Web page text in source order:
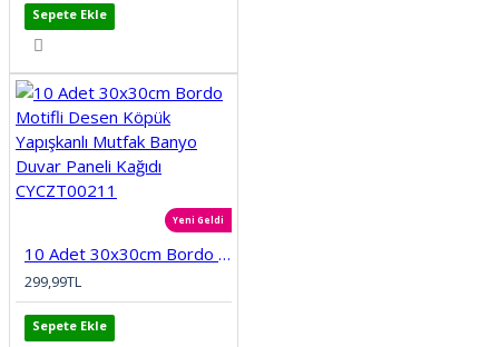
Sepete Ekle
Yeni Geldi
10 Adet 30x30cm Bordo Motifli Desen Köpük Yapışkanlı Mutfak Banyo Duvar Paneli Kağıdı CYCZT00211
299,99TL
Sepete Ekle